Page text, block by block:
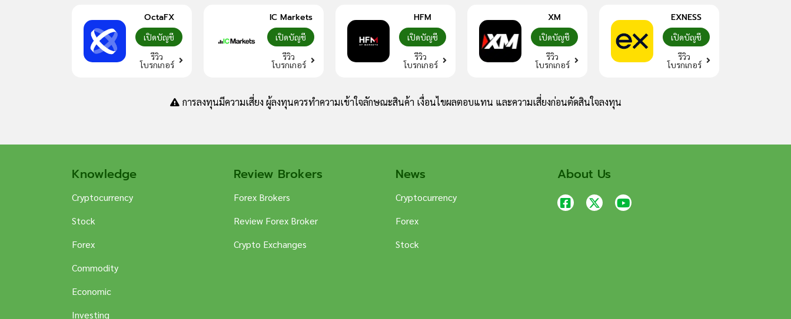
OctaFX
เปิดบัญชี
รีวิว
โบรกเกอร์
IC Markets
เปิดบัญชี
รีวิว
โบรกเกอร์
HFM
เปิดบัญชี
รีวิว
โบรกเกอร์
XM
เปิดบัญชี
รีวิว
โบรกเกอร์
EXNESS
เปิดบัญชี
รีวิว
โบรกเกอร์
การลงทุนมีความเสี่ยง ผู้ลงทุนควรทำความเข้าใจลักษณะสินค้า เงื่อนไขผลตอบแทน และความเสี่ยงก่อนตัดสินใจลงทุน
Knowledge
Cryptocurrency
Stock
Forex
Commodity
Economic
Investing
Review Brokers
Forex Brokers
Review Forex Broker
Crypto Exchanges
News
Cryptocurrency
Forex
Stock
About Us